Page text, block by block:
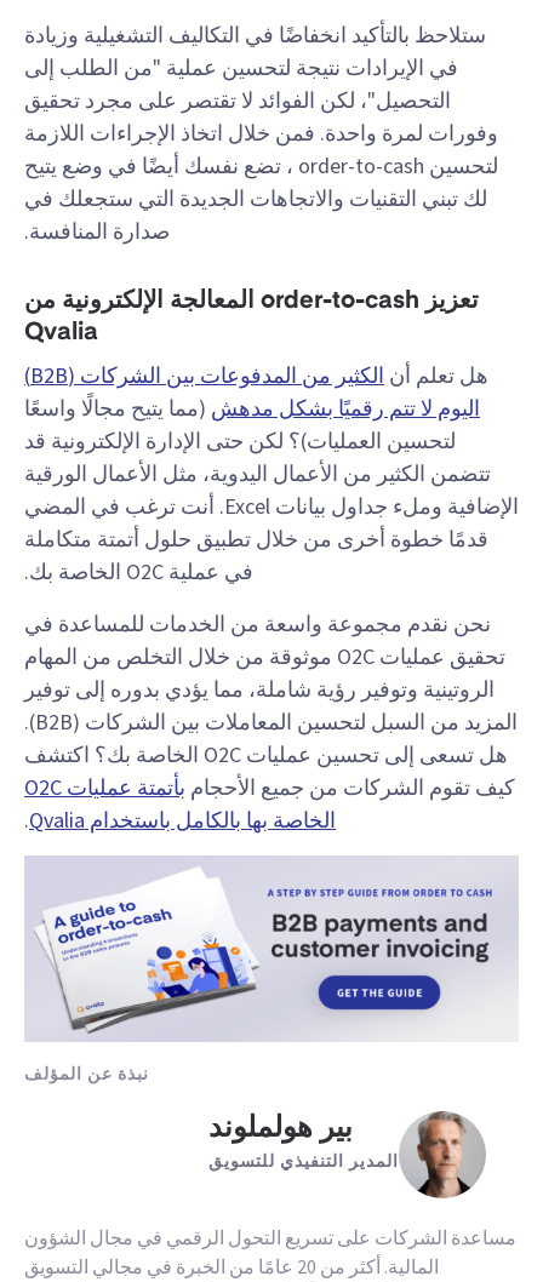
ستلاحظ بالتأكيد انخفاضًا في التكاليف التشغيلية وزيادة
في الإيرادات نتيجة لتحسين عملية "من الطلب إلى
التحصيل"، لكن الفوائد لا تقتصر على مجرد تحقيق
وفورات لمرة واحدة. فمن خلال اتخاذ الإجراءات اللازمة
لتحسين order-to-cash ، تضع نفسك أيضًا في وضع يتيح
لك تبني التقنيات والاتجاهات الجديدة التي ستجعلك في
صدارة المنافسة.
تعزيز order-to-cash المعالجة الإلكترونية من
Qvalia
هل تعلم أن
الكثير من المدفوعات بين الشركات (B2B)
اليوم لا تتم رقميًا بشكل مدهش (مما يتيح مجالًا واسعًا
لتحسين العمليات)؟ لكن حتى الإدارة الإلكترونية قد
تتضمن الكثير من الأعمال اليدوية، مثل الأعمال الورقية
الإضافية وملء جداول بيانات Excel. أنت ترغب في المضي
قدمًا خطوة أخرى من خلال تطبيق حلول أتمتة متكاملة
في عملية O2C الخاصة بك.
نحن نقدم مجموعة واسعة من الخدمات للمساعدة في
تحقيق عمليات O2C موثوقة من خلال التخلص من المهام
الروتينية وتوفير رؤية شاملة، مما يؤدي بدوره إلى توفير
المزيد من السبل لتحسين المعاملات بين الشركات (B2B).
هل تسعى إلى تحسين عمليات O2C الخاصة بك؟ اكتشف
كيف تقوم الشركات من جميع الأحجام
بأتمتة عمليات O2C
الخاصة بها بالكامل باستخدام Qvalia
.
نبذة عن المؤلف
بير هولملوند
المدير التنفيذي للتسويق
مساعدة الشركات على تسريع التحول الرقمي في مجال الشؤون
المالية. أكثر من 20 عامًا من الخبرة في مجالي التسويق